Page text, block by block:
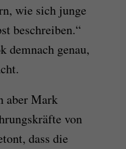
wie sich junge
beschreiben.“
demnach genau,
aber Mark
von
dass die